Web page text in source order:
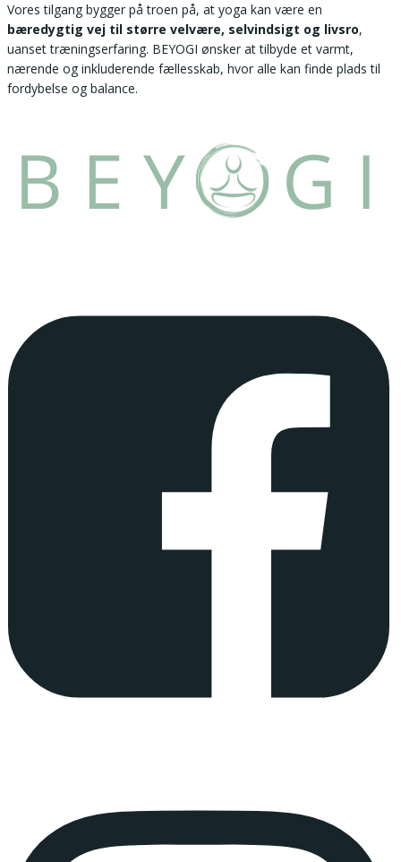
Vores tilgang bygger på troen på, at yoga kan være en
bæredygtig vej til større velvære, selvindsigt og livsro,
uanset træningserfaring. BEYOGI ønsker at tilbyde et varmt,
nærende og inkluderende fællesskab, hvor alle kan finde plads til
fordybelse og balance.